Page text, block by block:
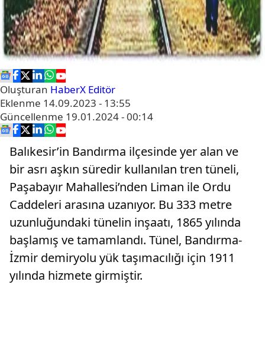
Oluşturan HaberX Editör
Eklenme 14.09.2023 - 13:55
Güncellenme 19.01.2024 - 00:14
Balıkesir’in Bandırma ilçesinde yer alan ve
bir asrı aşkın süredir kullanılan tren tüneli,
Paşabayır Mahallesi’nden Liman ile Ordu
Caddeleri arasına uzanıyor. Bu 333 metre
uzunluğundaki tünelin inşaatı, 1865 yılında
başlamış ve tamamlandı. Tünel, Bandırma-
İzmir demiryolu yük taşımacılığı için 1911
yılında hizmete girmiştir.